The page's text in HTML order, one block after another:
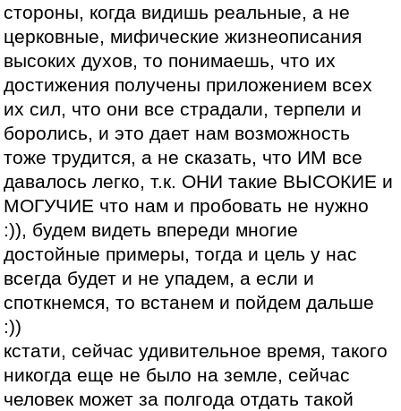
стороны, когда видишь реальные, а не
церковные, мифические жизнеописания
высоких духов, то понимаешь, что их
достижения получены приложением всех
их сил, что они все страдали, терпели и
боролись, и это дает нам возможность
тоже трудится, а не сказать, что ИМ все
давалось легко, т.к. ОНИ такие ВЫСОКИЕ и
МОГУЧИЕ что нам и пробовать не нужно
:)), будем видеть впереди многие
достойные примеры, тогда и цель у нас
всегда будет и не упадем, а если и
споткнемся, то встанем и пойдем дальше
:))
кстати, сейчас удивительное время, такого
никогда еще не было на земле, сейчас
человек может за полгода отдать такой